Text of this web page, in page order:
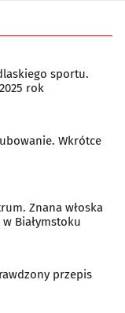
sportu.
rok
Wkrótce
Znana włoska
Białymstoku
przepis